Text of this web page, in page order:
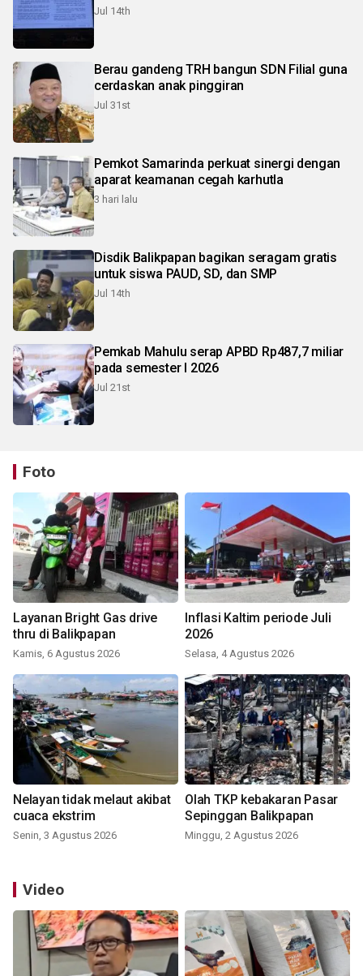
Jul 14th
Berau gandeng TRH bangun SDN Filial guna
cerdaskan anak pinggiran
Jul 31st
Pemkot Samarinda perkuat sinergi dengan
aparat keamanan cegah karhutla
3 hari lalu
Disdik Balikpapan bagikan seragam gratis
untuk siswa PAUD, SD, dan SMP
Jul 14th
Pemkab Mahulu serap APBD Rp487,7 miliar
pada semester I 2026
Jul 21st
Foto
Layanan Bright Gas drive
thru di Balikpapan
Kamis, 6 Agustus 2026
Inflasi Kaltim periode Juli
2026
Selasa, 4 Agustus 2026
Nelayan tidak melaut akibat
cuaca ekstrim
Senin, 3 Agustus 2026
Olah TKP kebakaran Pasar
Sepinggan Balikpapan
Minggu, 2 Agustus 2026
Video